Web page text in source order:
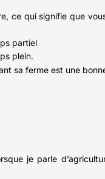
ce qui signifie que
partiel
plein.
sa ferme est une
je parle